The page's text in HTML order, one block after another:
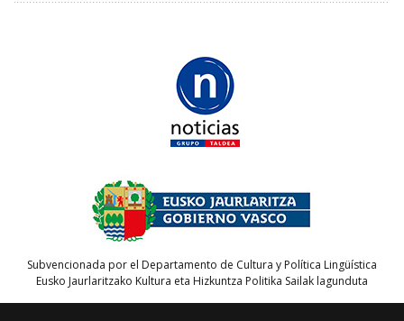
Subvencionada por el Departamento de Cultura y Política Lingüística
Eusko Jaurlaritzako Kultura eta Hizkuntza Politika Sailak lagunduta